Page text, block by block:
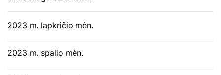
2023 m. lapkričio mėn.
2023 m. spalio mėn.